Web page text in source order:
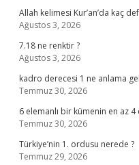
Allah kelimesi Kur’an’da kaç
Ağustos 3, 2026
7.18 ne renktir ?
Ağustos 3, 2026
kadro derecesi 1 ne anlama
Temmuz 30, 2026
6 elemanlı bir kümenin en az 4
Temmuz 30, 2026
Türkiye’nin 1. ordusu nerede ?
Temmuz 29, 2026